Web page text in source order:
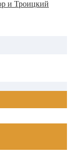
и Троицкий